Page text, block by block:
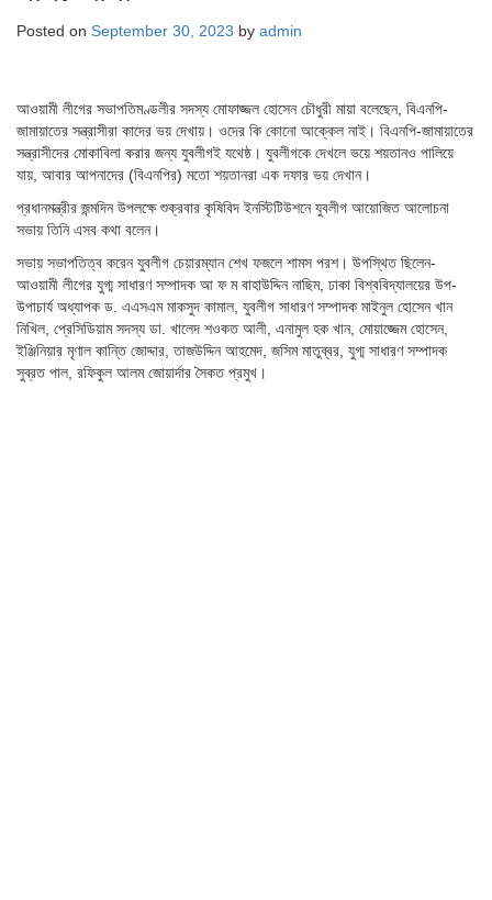
Posted on September 30, 2023 by admin
আওয়ামী লীগের সভাপতিমণ্ডলীর সদস্য মোফাজ্জল হোসেন চৌধুরী মায়া বলেছেন, বিএনপি-
জামায়াতের সন্ত্রাসীরা কাদের ভয় দেখায়। ওদের কি কোনো আক্কেল নাই। বিএনপি-জামায়াতের
সন্ত্রাসীদের মোকাবিলা করার জন্য যুবলীগই যথেষ্ঠ। যুবলীগকে দেখলে ভয়ে শয়তানও পালিয়ে
যায়, আবার আপনাদের (বিএনপির) মতো শয়তানরা এক দফার ভয় দেখান।
প্রধানমন্ত্রীর জন্মদিন উপলক্ষে শুক্রবার কৃষিবিদ ইনস্টিটিউশনে যুবলীগ আয়োজিত আলোচনা
সভায় তিনি এসব কথা বলেন।
সভায় সভাপতিত্ব করেন যুবলীগ চেয়ারম্যান শেখ ফজলে শামস পরশ। উপস্থিত ছিলেন-
আওয়ামী লীগের যুগ্ম সাধারণ সম্পাদক আ ফ ম বাহাউদ্দিন নাছিম, ঢাকা বিশ্ববিদ্যালয়ের উপ-
উপাচার্য অধ্যাপক ড. এএসএম মাকসুদ কামাল, যুবলীগ সাধারণ সম্পাদক মাইনুল হোসেন খান
নিখিল, প্রেসিডিয়াম সদস্য ডা. খালেদ শওকত আলী, এনামুল হক খান, মোয়াজ্জেম হোসেন,
ইঞ্জিনিয়ার মৃণাল কান্তি জোদ্দার, তাজউদ্দিন আহমেদ, জসিম মাতুব্বর, যুগ্ম সাধারণ সম্পাদক
সুব্রত পাল, রফিকুল আলম জোয়ার্দার সৈকত প্রমুখ।